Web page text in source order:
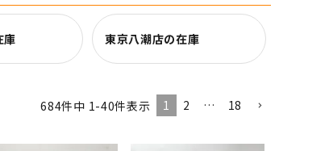
庫 東京八潮店の在庫
684件中 1-40件表示 1 2 … 18